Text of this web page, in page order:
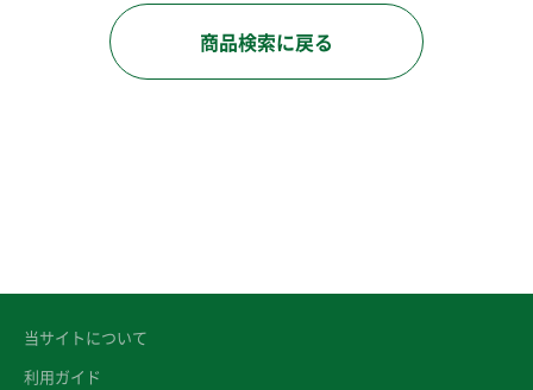
商品検索に戻る
当サイトについて
利用ガイド